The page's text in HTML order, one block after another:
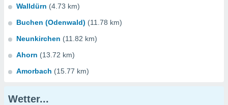
Walldürn (4.73 km)
Buchen (Odenwald) (11.78 km)
Neunkirchen (11.82 km)
Ahorn (13.72 km)
Amorbach (15.77 km)
Wetter...